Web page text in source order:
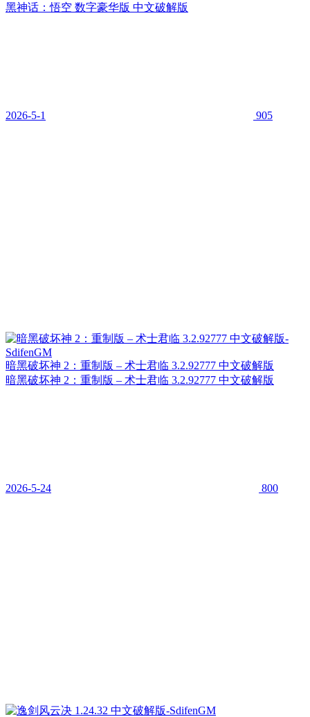
黑神话：悟空 数字豪华版 中文破解版
2026-5-1 905
暗黑破坏神 2：重制版 – 术士君临 3.2.92777 中文破解版
暗黑破坏神 2：重制版 – 术士君临 3.2.92777 中文破解版
2026-5-24 800